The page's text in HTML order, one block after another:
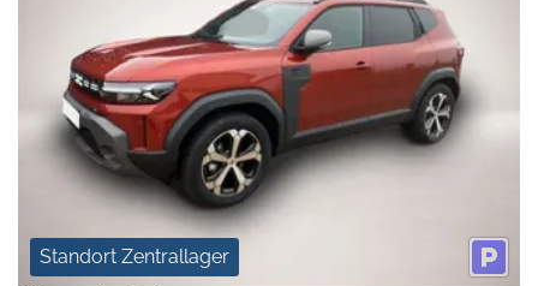
Standort Zentrallager